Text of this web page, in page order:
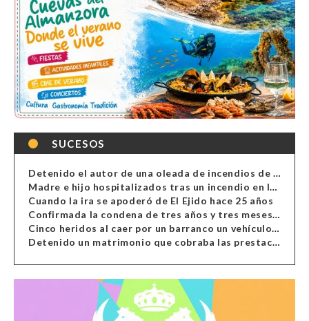
SUCESOS
Detenido el autor de una oleada de incendios de contenedores en Almería
Madre e hijo hospitalizados tras un incendio en la cocina de una vivienda en Almería
Cuando la ira se apoderó de El Ejido hace 25 años
Confirmada la condena de tres años y tres meses al hombre de Antas acusado de xenofobia
Cinco heridos al caer por un barranco un vehículo en Alcolea
Detenido un matrimonio que cobraba las prestaciones de ilegales en Almería, Granada, Málaga, Huelva y Murcia